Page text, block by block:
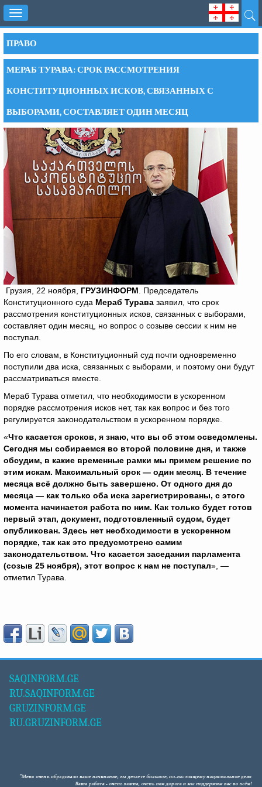
Toggle
navigation
ПРАВО
МЕРАБ ТУРАВА: СРОК РАССМОТРЕНИЯ
КОНСТИТУЦИОННЫХ ИСКОВ, СВЯЗАННЫХ С
ВЫБОРАМИ, СОСТАВЛЯЕТ ОДИН МЕСЯЦ
Грузия, 22 ноября, ГРУЗИНФОРМ . Председатель
Конституционного суда Мераб Турава заявил, что срок
рассмотрения конституционных исков, связанных с выборами,
составляет один месяц, но вопрос о созыве сессии к ним не
поступал.
По его словам, в Конституционный суд почти одновременно
поступили два иска, связанных с выборами, и поэтому они будут
рассматриваться вместе.
Мераб Турава отметил, что необходимости в ускоренном
порядке рассмотрения исков нет, так как вопрос и без того
регулируется законодательством в ускоренном порядке.
«Что касается сроков, я знаю, что вы об этом осведомлены.
Сегодня мы собираемся во второй половине дня, и также
обсудим, в какие временные рамки мы примем решение по
этим искам. Максимальный срок — один месяц. В течение
месяца всё должно быть завершено. От одного дня до
месяца — как только оба иска зарегистрированы, с этого
момента начинается работа по ним. Как только будет готов
первый этап, документ, подготовленный судом, будет
опубликован. Здесь нет необходимости в ускоренном
порядке, так как это предусмотрено самим
законодательством. Что касается заседания парламента
(созыв 25 ноября), этот вопрос к нам не поступал», —
отметил Турава.
SAQINFORM.GE
RU.SAQINFORM.GE
GRUZINFORM.GE
RU.GRUZINFORM.GE